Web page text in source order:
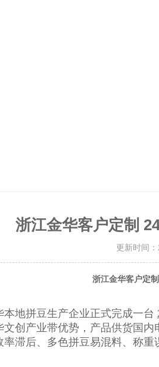
浙江金华客户定制
更新时间
浙江金华客户定
本地拼豆生产企业正式完成一台
创产业带优势，产品供货国内
率滞后、多色拼豆易混料、称